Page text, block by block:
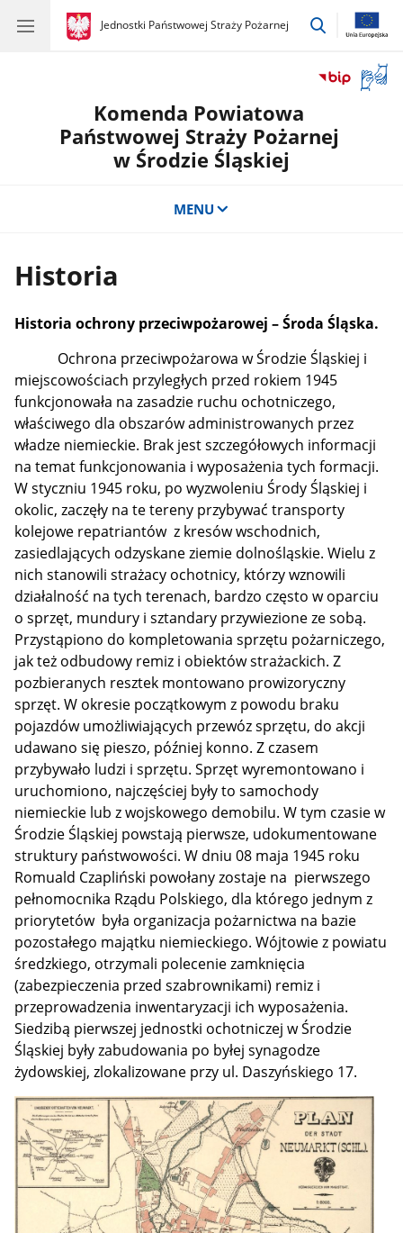
gov.pl
Jednostki Państwowej Straży Pożarnej
gov.pl
Jednostki
przejdź
okno
Komenda Powiatowa
Państwowej Straży Pożarnej
w Środzie Śląskiej
MENU
Historia
Historia ochrony przeciwpożarowej – Środa Śląska.
Ochrona przeciwpożarowa w Środzie Śląskiej i
miejscowościach przyległych przed rokiem 1945
funkcjonowała na zasadzie ruchu ochotniczego,
właściwego dla obszarów administrowanych przez
władze niemieckie. Brak jest szczegółowych informacji
na temat funkcjonowania i wyposażenia tych formacji.
W styczniu 1945 roku, po wyzwoleniu Środy Śląskiej i
okolic, zaczęły na te tereny przybywać transporty
kolejowe repatriantów z kresów wschodnich,
zasiedlających odzyskane ziemie dolnośląskie. Wielu z
nich stanowili strażacy ochotnicy, którzy wznowili
działalność na tych terenach, bardzo często w oparciu
o sprzęt, mundury i sztandary przywiezione ze sobą.
Przystąpiono do kompletowania sprzętu pożarniczego,
jak też odbudowy remiz i obiektów strażackich. Z
pozbieranych resztek montowano prowizoryczny
sprzęt. W okresie początkowym z powodu braku
pojazdów umożliwiających przewóz sprzętu, do akcji
udawano się pieszo, później konno. Z czasem
przybywało ludzi i sprzętu. Sprzęt wyremontowano i
uruchomiono, najczęściej były to samochody
niemieckie lub z wojskowego demobilu. W tym czasie w
Środzie Śląskiej powstają pierwsze, udokumentowane
struktury państwowości. W dniu 08 maja 1945 roku
Romuald Czapliński powołany zostaje na pierwszego
pełnomocnika Rządu Polskiego, dla którego jednym z
priorytetów była organizacja pożarnictwa na bazie
pozostałego majątku niemieckiego. Wójtowie z powiatu
średzkiego, otrzymali polecenie zamknięcia
(zabezpieczenia przed szabrownikami) remiz i
przeprowadzenia inwentaryzacji ich wyposażenia.
Siedzibą pierwszej jednostki ochotniczej w Środzie
Śląskiej były zabudowania po byłej synagodze
żydowskiej, zlokalizowane przy ul. Daszyńskiego 17.